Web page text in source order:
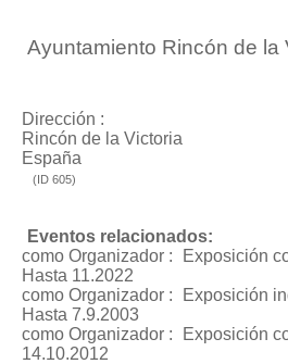
Ayuntamiento Rincón de la
Dirección :
Rincón de la Victoria
España
(ID 605)
Eventos relacionados:
como Organizador :
Exposición
Hasta 11.2022
como Organizador :
Exposición
Hasta 7.9.2003
como Organizador :
Exposición
14.10.2012